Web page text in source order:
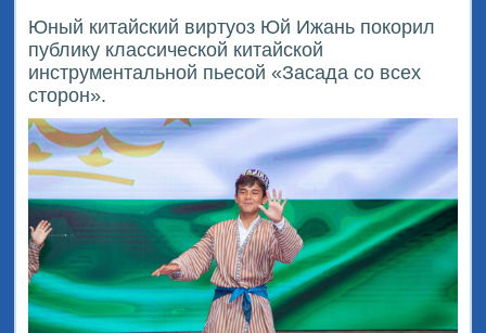
Юный китайский виртуоз Юй Ижань покорил
публику классической китайской
инструментальной пьесой «Засада со всех
сторон».